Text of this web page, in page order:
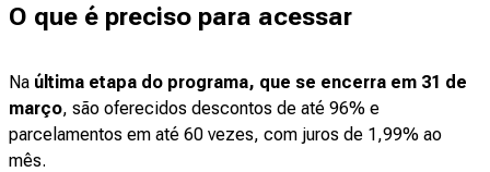
O que é preciso para acessar
Na última etapa do programa, que se encerra em 31 de
março, são oferecidos descontos de até 96% e
parcelamentos em até 60 vezes, com juros de 1,99% ao
mês.